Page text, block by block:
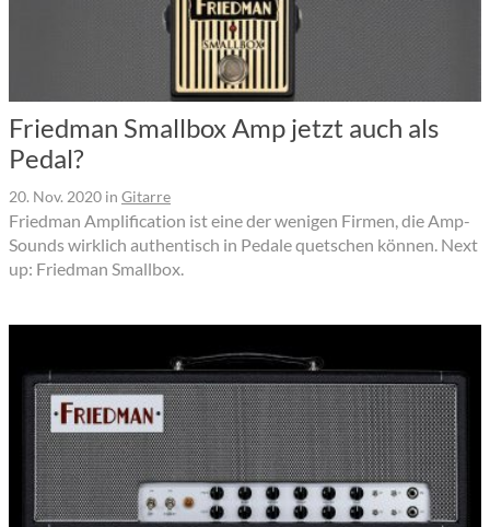
Friedman Smallbox Amp jetzt auch als
Pedal?
20. Nov. 2020 in Gitarre
Friedman Amplification ist eine der wenigen Firmen, die Amp-
Sounds wirklich authentisch in Pedale quetschen können. Next
up: Friedman Smallbox.